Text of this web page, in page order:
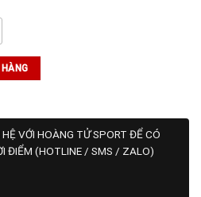
- 010) số lượng
VỚI HOÀNG TỬ SPORT ĐỂ CÓ
ĐIỂM (HOTLINE / SMS / ZALO)